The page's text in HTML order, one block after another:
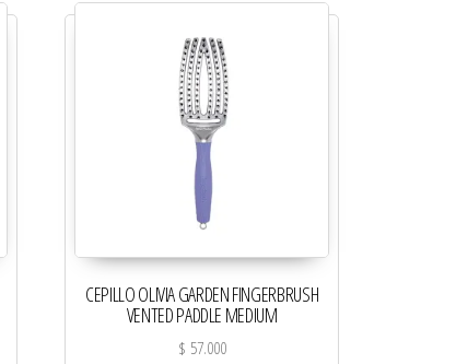
CEPILLO OLIVIA GARDEN FINGERBRUSH
VENTED PADDLE MEDIUM
$ 57.000